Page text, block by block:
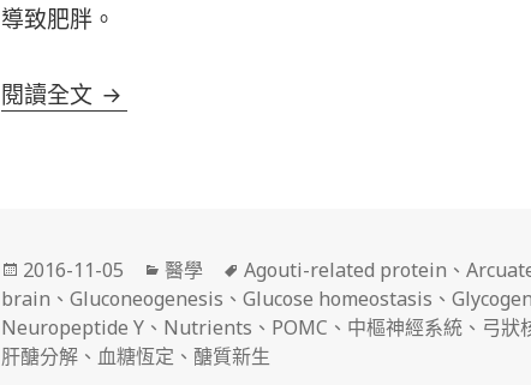
導致肥胖。
閱讀全文 大腦如何調控血糖？
發
佈
日
期:
2016-11-05
分
類
醫學
標
籤
Agouti-related protein 、
brain 、Gluconeogenesis 、Glucose homeostasis 、
Neuropeptide Y 、 Nutrients 、 POMC 、 中樞神經系統 、 弓狀
肝醣分解 、血糖恆定 、醣質新生